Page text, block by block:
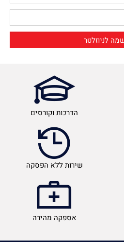
הדרכות וקורסים
שירות ללא הפסקה
אספקה מהירה